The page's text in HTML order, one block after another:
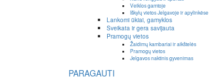
Veiklos gamtoje
Iškylų vietos Jelgavoje ir apylinkėse
Lankomi ūkiai, gamyklos
Sveikata ir gera savijauta
Pramogų vietos
Žaidimų kambariai ir aikštelės
Pramogų vietos
Jelgavos naktinis gyvenimas
PARAGAUTI